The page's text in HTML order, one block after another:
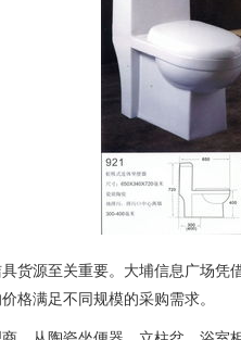
货源至关重要。大埔信息广场
格满足不同规模的采购需求。